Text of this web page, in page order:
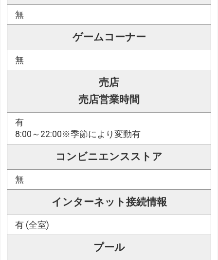
無
ゲームコーナー
無
売店
売店営業時間
有
8:00～22:00※季節により変動有
コンビニエンスストア
無
インターネット接続情報
有 (全室)
プール